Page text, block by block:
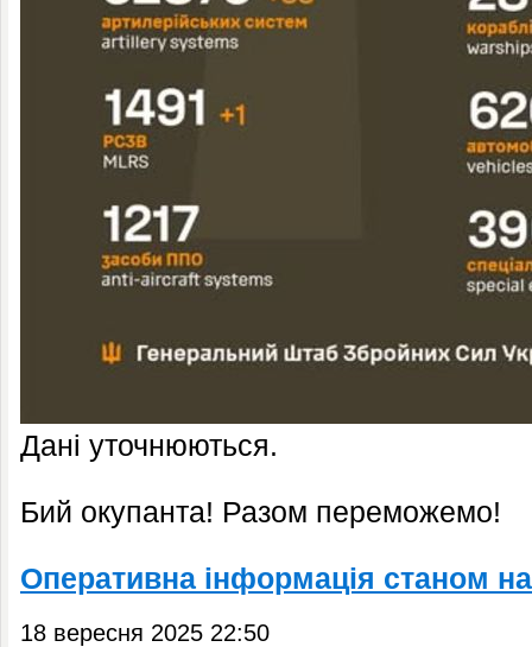
Дані уточнюються.
Бий окупанта! Разом переможемо!
Оперативна інформація станом
18 вересня 2025 22:50